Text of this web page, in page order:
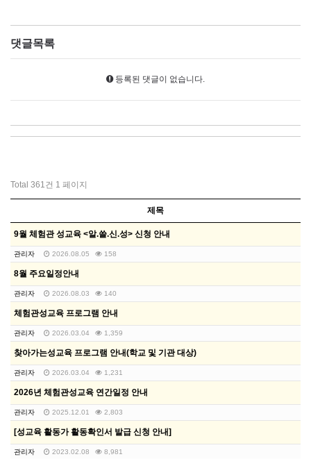
댓글목록
등록된 댓글이 없습니다.
Total 361건 1 페이지
제목
9월 체험관 성교육 <알.쓸.신.성> 신청 안내
관리자 2026.08.05 158
8월 주요일정안내
관리자 2026.08.03 140
체험관성교육 프로그램 안내
관리자 2026.03.04 1,359
찾아가는성교육 프로그램 안내(학교 및 기관 대상)
관리자 2026.03.04 1,231
2026년 체험관성교육 연간일정 안내
관리자 2025.12.01 2,803
[성교육 활동가 활동확인서 발급 신청 안내]
관리자 2023.02.08 8,981